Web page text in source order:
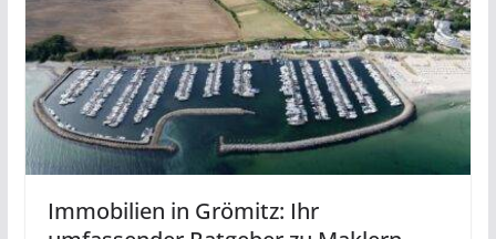
Immobilien in Grömitz: Ihr